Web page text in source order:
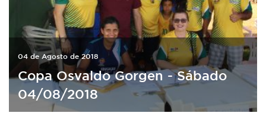
04 de Agosto de 2018
Copa Osvaldo Gorgen - Sábado
04/08/2018